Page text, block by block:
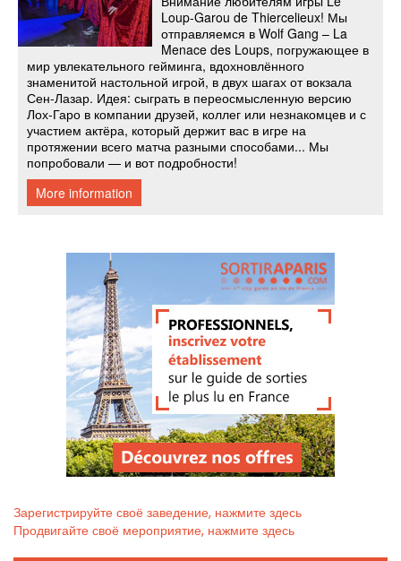
Зарегистрируйте своё заведение, нажмите здесь
Продвигайте своё мероприятие, нажмите здесь